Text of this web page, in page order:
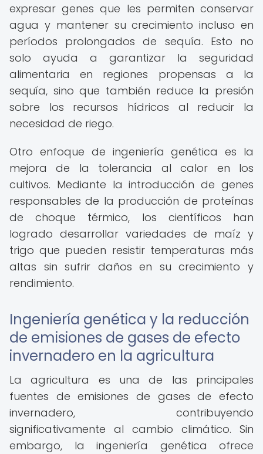
expresar genes que les permiten conservar
agua y mantener su crecimiento incluso en
períodos prolongados de sequía. Esto no
solo ayuda a garantizar la seguridad
alimentaria en regiones propensas a la
sequía, sino que también reduce la presión
sobre los recursos hídricos al reducir la
necesidad de riego.
Otro enfoque de ingeniería genética es la
mejora de la tolerancia al calor en los
cultivos. Mediante la introducción de genes
responsables de la producción de proteínas
de choque térmico, los científicos han
logrado desarrollar variedades de maíz y
trigo que pueden resistir temperaturas más
altas sin sufrir daños en su crecimiento y
rendimiento.
Ingeniería genética y la reducción
de emisiones de gases de efecto
invernadero en la agricultura
La agricultura es una de las principales
fuentes de emisiones de gases de efecto
invernadero, contribuyendo
significativamente al cambio climático. Sin
embargo, la ingeniería genética ofrece